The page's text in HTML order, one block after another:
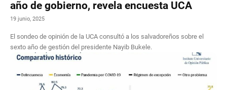
año de gobierno, revela encuesta UCA
19 junio, 2025
El sondeo de opinión de la UCA consultó a los salvadoreños sobre el
sexto año de gestión del presidente Nayib Bukele.